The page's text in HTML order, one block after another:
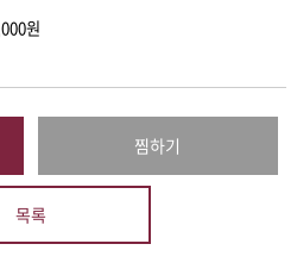
찜하기
목록